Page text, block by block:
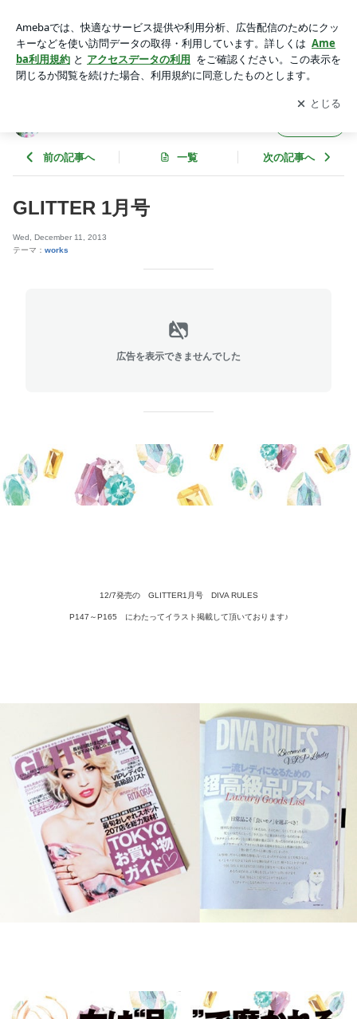
アプリをダウンロードして ブログの更新通知
を受け取りまし
ょう。
開く
前の記事へ 一覧 次の記事へ
GLITTER 1月号
Wed, December 11, 2013
テーマ： works
広告を表示できませんでした
12/7発売の GLITTER1月号 DIVA RULES
P147～P165 にわたってイラスト掲載して頂いております♪